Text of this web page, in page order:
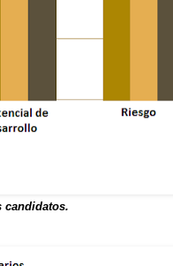
candidatos.